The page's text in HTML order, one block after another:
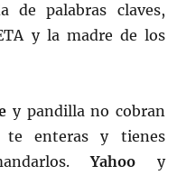
de palabras claves,
y la madre de los
y pandilla no cobran
enteras y tienes
Yahoo y